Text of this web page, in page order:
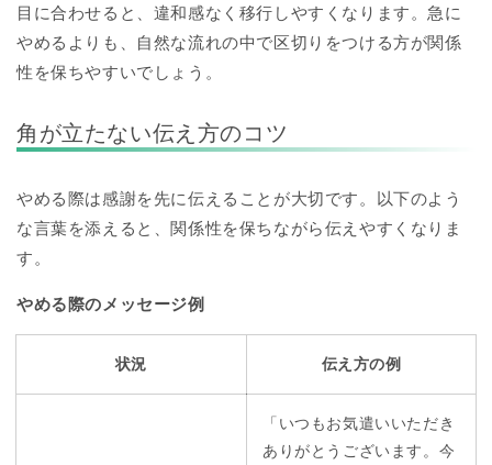
目に合わせると、違和感なく移行しやすくなります。急に
やめるよりも、自然な流れの中で区切りをつける方が関係
性を保ちやすいでしょう。
角が立たない伝え方のコツ
やめる際は感謝を先に伝えることが大切です。以下のよう
な言葉を添えると、関係性を保ちながら伝えやすくなりま
す。
やめる際のメッセージ例
状況 伝え方の例
「いつもお気遣いいただき
ありがとうございます。今